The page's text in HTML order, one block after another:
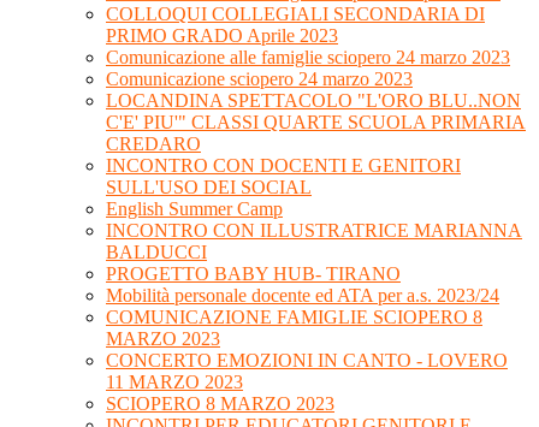
COLLOQUI COLLEGIALI SECONDARIA DI
PRIMO GRADO Aprile 2023
Comunicazione alle famiglie sciopero 24 marzo 2023
Comunicazione sciopero 24 marzo 2023
LOCANDINA SPETTACOLO "L'ORO BLU..NON
C'E' PIU'" CLASSI QUARTE SCUOLA PRIMARIA
CREDARO
INCONTRO CON DOCENTI E GENITORI
SULL'USO DEI SOCIAL
English Summer Camp
INCONTRO CON ILLUSTRATRICE MARIANNA
BALDUCCI
PROGETTO BABY HUB- TIRANO
Mobilità personale docente ed ATA per a.s. 2023/24
COMUNICAZIONE FAMIGLIE SCIOPERO 8
MARZO 2023
CONCERTO EMOZIONI IN CANTO - LOVERO
11 MARZO 2023
SCIOPERO 8 MARZO 2023